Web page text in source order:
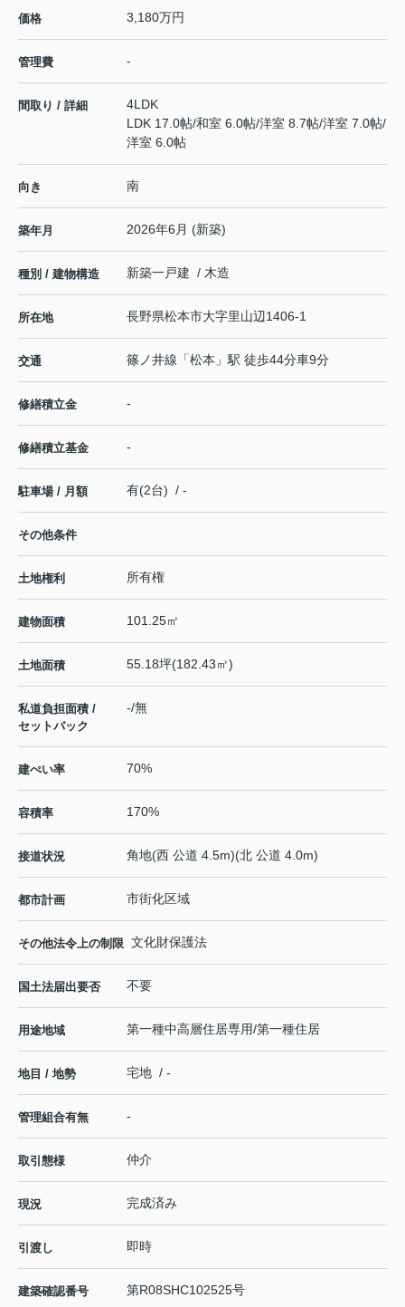
価格 3,180万円
管理費 -
間取り / 詳細
4LDK
LDK 17.0帖/和室 6.0帖/洋室 8.7帖/洋室 7.0帖/
洋室 6.0帖
向き 南
築年月 2026年6月 (新築)
種別 / 建物構造 新築一戸建 / 木造
所在地 長野県松本市大字里山辺 1406-1
交通 篠ノ井線 「松本 」駅 徒歩44分車9分
修繕積立金 -
修繕積立基金 -
駐車場 / 月額 有(2台) / -
その他条件
土地権利 所有権
建物面積 101.25㎡
土地面積 55.18坪(182.43㎡)
私道負担面積 /
セットバック
-/無
建ぺい率 70%
容積率 170%
接道状況 角地(西 公道 4.5m)(北 公道 4.0m)
都市計画 市街化区域
その他法令上の制限 文化財保護法
国土法届出要否 不要
用途地域 第一種中高層住居専用/第一種住居
地目 / 地勢 宅地 / -
管理組合有無 -
取引態様 仲介
現況 完成済み
引渡し 即時
建築確認番号 第R08SHC102525号